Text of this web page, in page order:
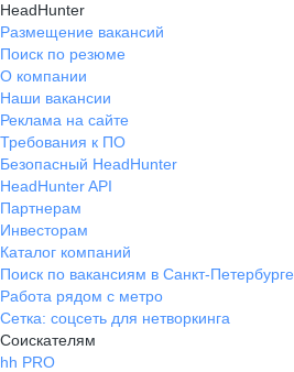
HeadHunter
Размещение вакансий
Поиск по резюме
О компании
Наши вакансии
Реклама на сайте
Требования к ПО
Безопасный HeadHunter
HeadHunter API
Партнерам
Инвесторам
Каталог компаний
Поиск по вакансиям в Санкт-Петербурге
Работа рядом с метро
Сетка: соцсеть для нетворкинга
Соискателям
hh PRO